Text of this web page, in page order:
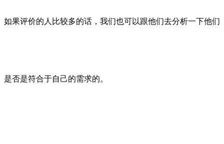
如果评价的人比较多的话，我们也可以跟他们去分析一下他们
是否是符合于自己的需求的。